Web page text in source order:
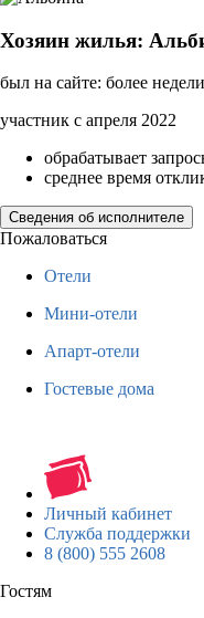
Хозяин жилья:
был на сайте: более
участник с апреля 2022
обрабатывает
среднее время
Сведения об исполнителе
Пожаловаться
Отели
Мини-отели
Апарт-отели
Гостевые дома
Личный кабинет
Служба поддержки
8 (800) 555 2608
Гостям